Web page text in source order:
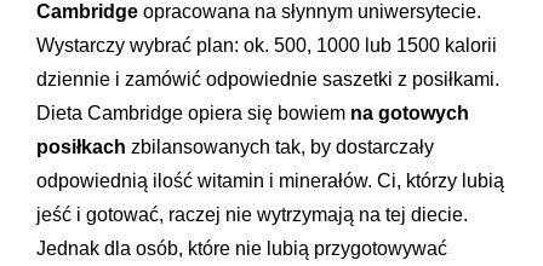
Cambridge opracowana na słynnym uniwersytecie.
Wystarczy wybrać plan: ok. 500, 1000 lub 1500 kalorii
dziennie i zamówić odpowiednie saszetki z posiłkami.
Dieta Cambridge opiera się bowiem na gotowych
posiłkach zbilansowanych tak, by dostarczały
odpowiednią ilość witamin i minerałów. Ci, którzy lubią
jeść i gotować, raczej nie wytrzymają na tej diecie.
Jednak dla osób, które nie lubią przygotowywać